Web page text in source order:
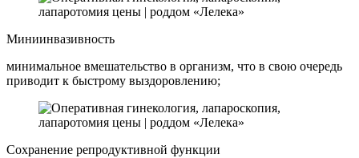
Миниинвазивность
минимальное вмешательство в организм, что в свою очередь
приводит к быстрому выздоровлению;
Сохранение репродуктивной функции